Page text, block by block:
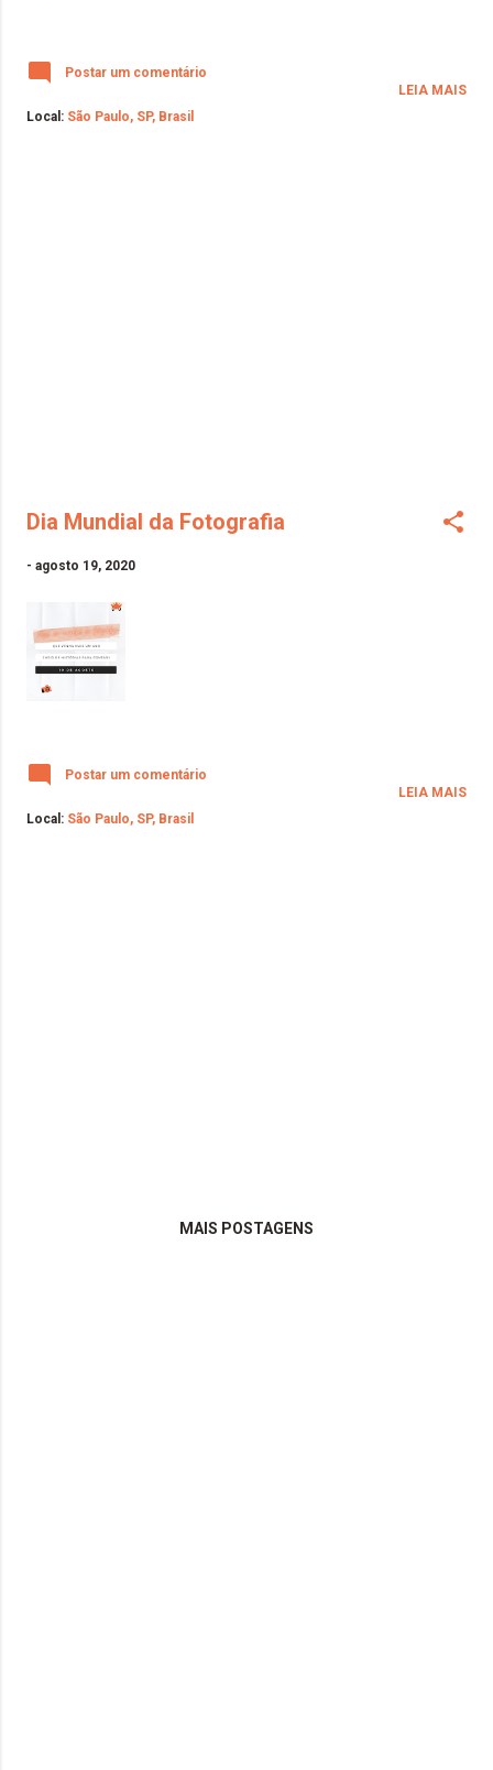
Postar um comentário
Local: São Paulo, SP, Brasil
LEIA MAIS
Dia Mundial da Fotografia
- agosto 19, 2020
Postar um comentário
Local: São Paulo, SP, Brasil
LEIA MAIS
MAIS POSTAGENS